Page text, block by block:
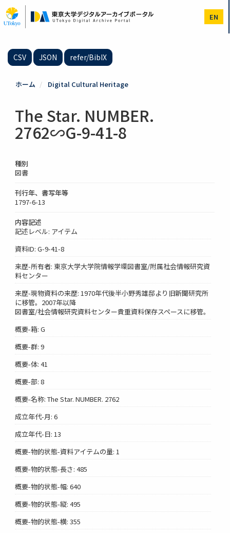
イ
ン
EN
CSV JSON refer/BibIX
ホーム Digital Cultural Heritage
The Star. NUMBER.
2762∽G-9-41-8
種別
図書
刊行年、書写年等
1797-6-13
内容記述
記述レベル: アイテム
資料ID: G-9-41-8
来歴-所有者: 東京大学大学院情報学環図書室/附属社会情報研究資
料センター
来歴-現物資料の来歴: 1970年代後半小野秀雄邸より旧新聞研究所
に移管。2007年以降
図書室/社会情報研究資料センター貴重資料保存スペースに移管。
概要-箱: G
概要-群: 9
概要-体: 41
概要-部: 8
概要-名称: The Star. NUMBER. 2762
成立年代-月: 6
成立年代-日: 13
概要-物的状態-資料アイテムの量: 1
概要-物的状態-長さ: 485
概要-物的状態-幅: 640
概要-物的状態-縦: 495
概要-物的状態-横: 355